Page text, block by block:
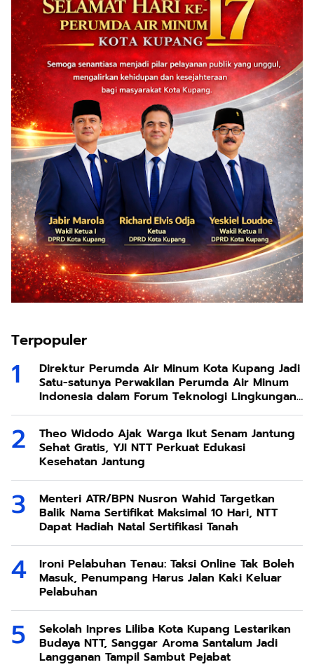
Terpopuler
Direktur Perumda Air Minum Kota Kupang Jadi
Satu-satunya Perwakilan Perumda Air Minum
Indonesia dalam Forum Teknologi Lingkungan
di Taiwan
Theo Widodo Ajak Warga Ikut Senam Jantung
Sehat Gratis, YJI NTT Perkuat Edukasi
Kesehatan Jantung
Menteri ATR/BPN Nusron Wahid Targetkan
Balik Nama Sertifikat Maksimal 10 Hari, NTT
Dapat Hadiah Natal Sertifikasi Tanah
Ironi Pelabuhan Tenau: Taksi Online Tak Boleh
Masuk, Penumpang Harus Jalan Kaki Keluar
Pelabuhan
Sekolah Inpres Liliba Kota Kupang Lestarikan
Budaya NTT, Sanggar Aroma Santalum Jadi
Langganan Tampil Sambut Pejabat